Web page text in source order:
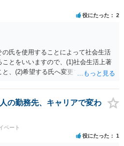
るという事実が立証できるのであれ
会が与えられなかったことは、説明
求できる可能性があります。 ③ 鼻孔縁
挙上」が含まれる合意がある事実
めた事実を立証できれば、債務不履
ります。 また術中の変更可能性に関す
であれば、説明義務違反にあたり、
る可能性があります。 詳しくは、術
実を推認させる事実になると思われま
他院での修正手術費用についても補
債務不履行がある場合はそれも含
役にたった 2
の氏を使用することによって社会生活
とをいいますので、(1)社会生活上著
、(2)希望する氏へ変更できればその
記録中に現れた一切の事情が判断対
できる資料は全て（ただし理路整然
す。「フラッシュバック」とのこと
ているPTSDの診断基準に合致した説
になってくるように思います。 精神
々な意味でハードルがかなり高く、弁
の勤務先、キャリアで変わ
ベート
役にたった 1